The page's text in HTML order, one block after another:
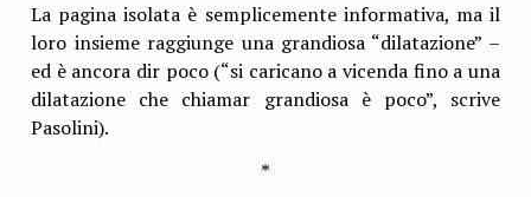
La pagina isolata è semplicemente informativa, ma il
loro insieme raggiunge una grandiosa “dilatazione” –
ed è ancora dir poco (“si caricano a vicenda fino a una
dilatazione che chiamar grandiosa è poco”, scrive
Pasolini).
*